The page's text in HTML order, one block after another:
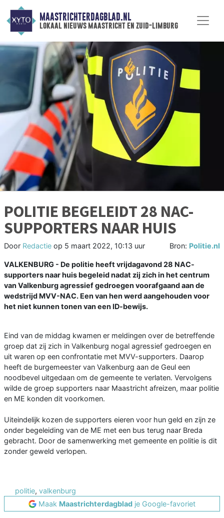
MAASTRICHTERDAGBLAD.NL
lokaal nieuws maastricht en zuid-limburg
POLITIE BEGELEIDT 28 NAC-
SUPPORTERS NAAR HUIS
Door Redactie op 5 maart 2022, 10:13 uur Bron: Politie.nl
VALKENBURG - De politie heeft vrijdagavond 28 NAC-
supporters naar huis begeleid nadat zij zich in het centrum
van Valkenburg agressief gedroegen voorafgaand aan de
wedstrijd MVV-NAC. Een van hen werd aangehouden voor
het niet kunnen tonen van een ID-bewijs.
Eind van de middag kwamen er meldingen over de betreffende
groep dat zij zich in Valkenburg nogal agressief gedroegen en
uit waren op een confrontatie met MVV-supporters. Daarop
heeft de burgemeester van Valkenburg aan de Geul een
noodbevel uitgedaan om de gemeente te verlaten. Vervolgens
wilde de groep supporters naar Maastricht afreizen, maar politie
en ME konden dit voorkomen.
Uiteindelijk kozen de supporters eieren voor hun geld en zijn ze
onder begeleiding van de ME met een bus terug naar Breda
gebracht. Door de samenwerking met gemeente en politie is dit
zonder geweld verlopen.
politie, valkenburg
Maak Maastrichterdagblad je Google-favoriet